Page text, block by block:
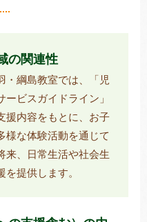
の関連性
・綱島教室では、「児
ビスガイドライン」
援内容をもとに、お子
様な体験活動を通じて
来、日常生活や社会生
提供します。